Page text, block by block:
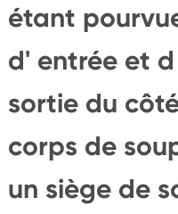
étant
d' entrée et
sortie du
corps de
un siège de